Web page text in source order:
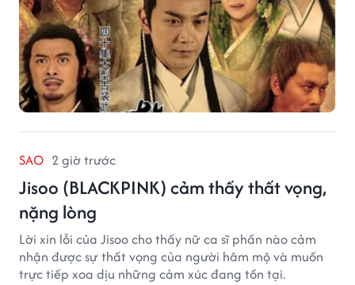
SAO 2 giờ trước
Jisoo (BLACKPINK) cảm thấy thất vọng,
nặng lòng
Lời xin lỗi của Jisoo cho thấy nữ ca sĩ phần nào cảm
nhận được sự thất vọng của người hâm mộ và muốn
trực tiếp xoa dịu những cảm xúc đang tồn tại.